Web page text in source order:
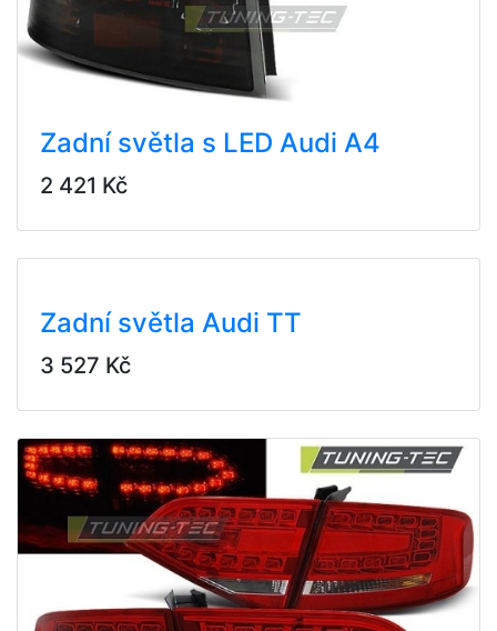
Zadní světla s LED Audi A4
2 421 Kč
Zadní světla Audi TT
3 527 Kč